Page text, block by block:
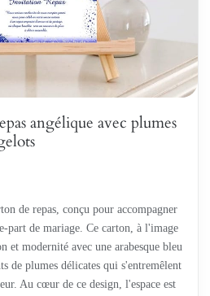
angélique avec plumes
de repas, conçu pour accompagner
part de mariage. Ce carton, à l'image
modernité avec une arabesque bleu
de plumes délicates qui s'entremêlent
Au cœur de ce design, l'espace est